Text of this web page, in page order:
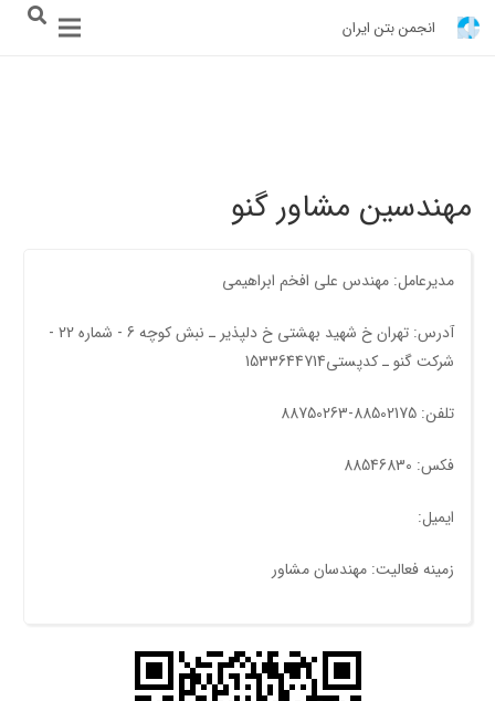
انجمن بتن ایران
مهندسین مشاور گنو
مدیرعامل: مهندس علی افخم ابراهیمی
آدرس: تهران خ شهید بهشتی خ دلپذیر ـ نبش کوچه 6 - شماره 22 -
شرکت گنو ـ کدپستی1533644714
تلفن: 88502175-88750263
فکس: 88546830
ایمیل:
زمینه فعالیت: مهندسان مشاور